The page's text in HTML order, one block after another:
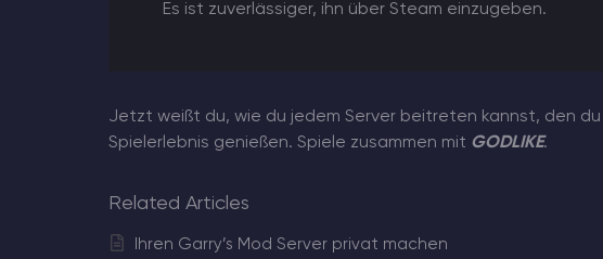
Es ist zuverlässiger, ihn über Steam einzugeben.
Jetzt weißt du, wie du jedem Server beitreten kannst, den
Spielerlebnis genießen. Spiele zusammen mit GODLIKE.
Related Articles
Ihren Garry’s Mod Server privat machen